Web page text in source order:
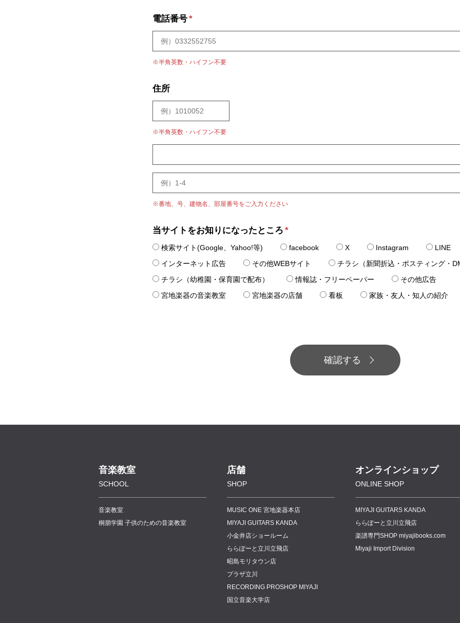
電話番号*
※半角英数・ハイフン不要
住所
※半角英数・ハイフン不要
※番地、号、建物名、部屋番号をご入力ください
当サイトをお知りになったところ *
検索サイト(Google、Yahoo!等) facebook X Instagram
LINE
インターネット広告
その他WEBサイト
チラシ（新聞折込・ポスティング・
チラシ（幼稚園・保育園で配布）
情報誌・フリーペーパー
その他広告
宮地楽器の音楽教室
宮地楽器の店舗 看板 家族・友人・知人の紹介
音楽教室
SCHOOL
音楽教室
桐朋学園 子供のための音楽教室
店舗
SHOP
MUSIC ONE 宮地楽器本店
MIYAJI GUITARS KANDA
小金井店ショールーム
ららぽーと立川立飛店
昭島モリタウン店
プラザ立川
RECORDING PROSHOP MIYAJI
国立音楽大学店
オンラインショップ
ONLINE SHOP
MIYAJI GUITARS KANDA
ららぽーと立川立飛店
楽譜専門SHOP miyajibooks.com
Miyaji Import Division